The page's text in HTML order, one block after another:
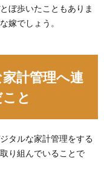
ぼ歩いたこともありま
嫁でしょう。
計管理へ連
と
タルな家計管理をする
り組んでいることで